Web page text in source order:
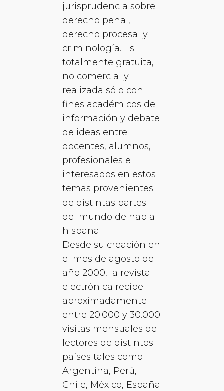
jurisprudencia sobre
derecho penal,
derecho procesal y
criminología. Es
totalmente gratuita,
no comercial y
realizada sólo con
fines académicos de
información y debate
de ideas entre
docentes, alumnos,
profesionales e
interesados en estos
temas provenientes
de distintas partes
del mundo de habla
hispana.
Desde su creación en
el mes de agosto del
año 2000, la revista
electrónica recibe
aproximadamente
entre 20.000 y 30.000
visitas mensuales de
lectores de distintos
países tales como
Argentina, Perú,
Chile, México, España